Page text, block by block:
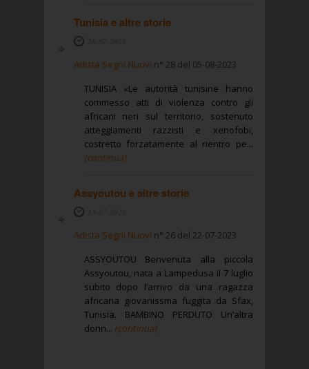
Tunisia e altre storie
Adista Segni Nuovi n° 28 del 05-08-2023
TUNISIA «Le autorità tunisine hanno
commesso atti di violenza contro gli
africani neri sul territorio, sostenuto
atteggiamenti razzisti e xenofobi,
costretto forzatamente al rientro pe...
(continua)
Assyoutou e altre storie
Adista Segni Nuovi n° 26 del 22-07-2023
ASSYOUTOU Benvenuta alla piccola
Assyoutou, nata a Lampedusa il 7 luglio
subito dopo l’arrivo da una ragazza
africana giovanissma fuggita da Sfax,
Tunisia. BAMBINO PERDUTO Un’altra
donn... (continua)